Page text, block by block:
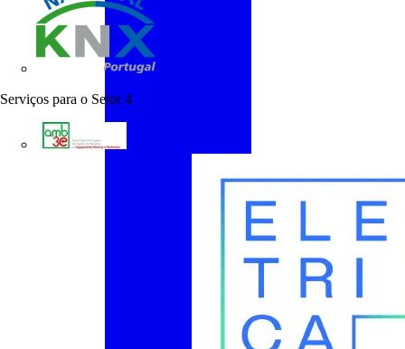
Serviços para o Setor 4